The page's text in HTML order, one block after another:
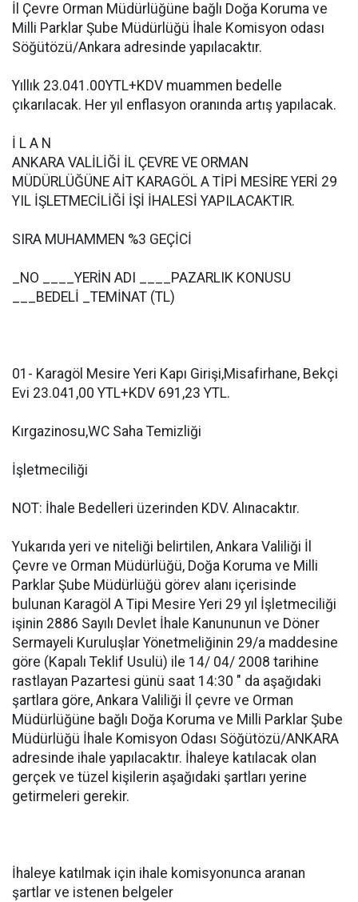
İl Çevre Orman Müdürlüğüne bağlı Doğa Koruma ve
Milli Parklar Şube Müdürlüğü İhale Komisyon odası
Söğütözü/Ankara adresinde yapılacaktır.
Yıllık 23.041.00YTL+KDV muammen bedelle
çıkarılacak. Her yıl enflasyon oranında artış yapılacak.
İ L A N
ANKARA VALİLİĞİ İL ÇEVRE VE ORMAN
MÜDÜRLÜĞÜNE AİT KARAGÖL A TİPİ MESİRE YERİ 29
YIL İŞLETMECİLİĞİ İŞİ İHALESİ YAPILACAKTIR.
SIRA MUHAMMEN %3 GEÇİCİ
_NO ____YERİN ADI ____PAZARLIK KONUSU
___BEDELİ _TEMİNAT (TL)
01- Karagöl Mesire Yeri Kapı Girişi,Misafirhane, Bekçi
Evi 23.041,00 YTL+KDV 691,23 YTL.
Kırgazinosu,WC Saha Temizliği
İşletmeciliği
NOT: İhale Bedelleri üzerinden KDV. Alınacaktır.
Yukarıda yeri ve niteliği belirtilen, Ankara Valiliği İl
Çevre ve Orman Müdürlüğü, Doğa Koruma ve Milli
Parklar Şube Müdürlüğü görev alanı içerisinde
bulunan Karagöl A Tipi Mesire Yeri 29 yıl İşletmeciliği
işinin 2886 Sayılı Devlet İhale Kanununun ve Döner
Sermayeli Kuruluşlar Yönetmeliğinin 29/a maddesine
göre (Kapalı Teklif Usulü) ile 14/ 04/ 2008 tarihine
rastlayan Pazartesi günü saat 14:30 " da aşağıdaki
şartlara göre, Ankara Valiliği İl çevre ve Orman
Müdürlüğüne bağlı Doğa Koruma ve Milli Parklar Şube
Müdürlüğü İhale Komisyon Odası Söğütözü/ANKARA
adresinde ihale yapılacaktır. İhaleye katılacak olan
gerçek ve tüzel kişilerin aşağıdaki şartları yerine
getirmeleri gerekir.
İhaleye katılmak için ihale komisyonunca aranan
şartlar ve istenen belgeler